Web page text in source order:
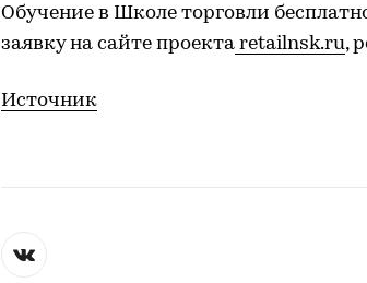
Обучение в Школе торговли
заявку на сайте проекта retailnsk.ru,
Источник